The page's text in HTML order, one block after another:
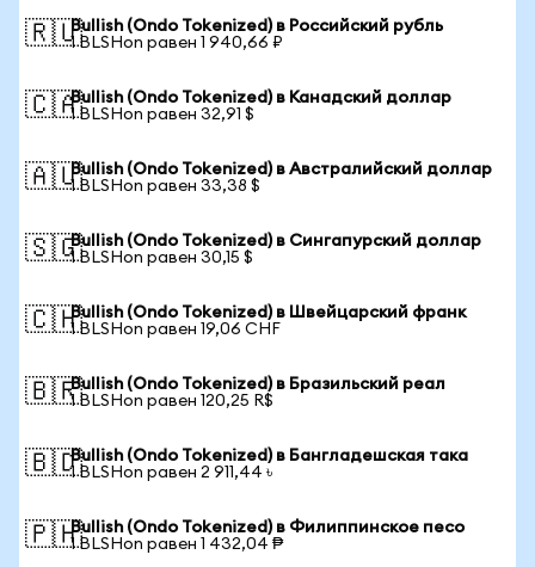
🇷🇺Bullish (Ondo Tokenized) в Российский рубль
1 BLSHon равен 1 940,66 ₽
🇨🇦Bullish (Ondo Tokenized) в Канадский доллар
1 BLSHon равен 32,91 $
🇦🇺Bullish (Ondo Tokenized) в Австралийский доллар
1 BLSHon равен 33,38 $
🇸🇬Bullish (Ondo Tokenized) в Сингапурский доллар
1 BLSHon равен 30,15 $
🇨🇭Bullish (Ondo Tokenized) в Швейцарский франк
1 BLSHon равен 19,06 CHF
🇧🇷Bullish (Ondo Tokenized) в Бразильский реал
1 BLSHon равен 120,25 R$
🇧🇩Bullish (Ondo Tokenized) в Бангладешская така
1 BLSHon равен 2 911,44 ৳
🇵🇭Bullish (Ondo Tokenized) в Филиппинское песо
1 BLSHon равен 1 432,04 ₱